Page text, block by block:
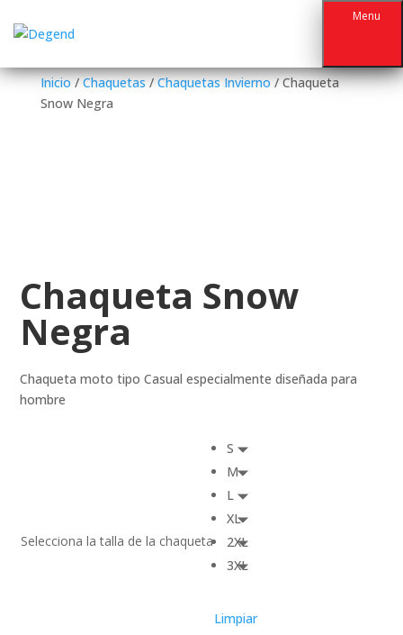
Menu
Inicio/Chaquetas/Chaquetas Invierno/ Chaqueta
Snow Negra
Chaqueta Snow
Negra
Chaqueta moto tipo Casual especialmente diseñada para
hombre
Selecciona la talla de la chaqueta
S
M
L
XL
2XL
3XL
Limpiar